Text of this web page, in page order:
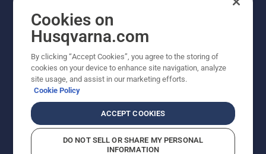
PROFESSZIONÁLIS
Cookies on
Husqvarna.com
By clicking “Accept Cookies”, you agree to the storing of
cookies on your device to enhance site navigation, analyze
site usage, and assist in our marketing efforts.
Cookie Policy
ACCEPT COOKIES
DO NOT SELL OR SHARE MY PERSONAL
INFORMATION